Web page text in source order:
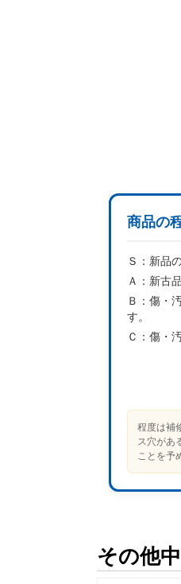
商品の
Ｓ： 新品
Ａ： 新古
Ｂ： 傷・
す。
Ｃ： 傷・
程度は補
ス穴があ
ことを予
その他